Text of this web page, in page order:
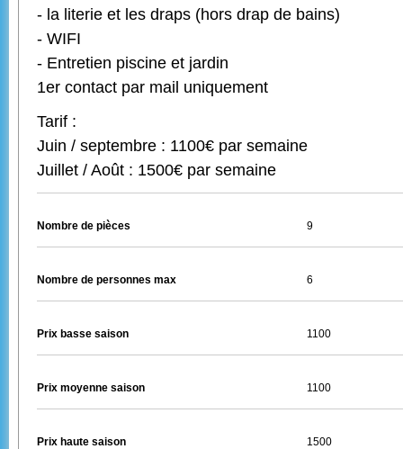
- la literie et les draps (hors drap de bains)
- WIFI
- Entretien piscine et jardin
1er contact par mail uniquement
Tarif :
Juin / septembre : 1100€ par semaine
Juillet / Août : 1500€ par semaine
Nombre de pièces 9
Nombre de personnes max 6
Prix basse saison 1100
Prix moyenne saison 1100
Prix haute saison 1500